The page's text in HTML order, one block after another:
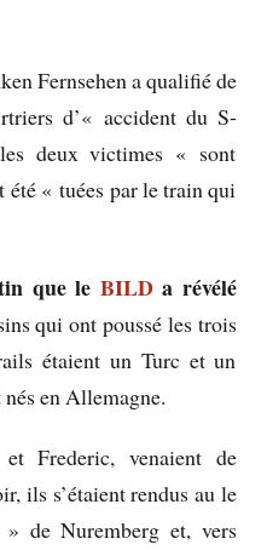
Fernsehen a qualifié de
d’« accident du S-
deux victimes « sont
été « tuées par le train qui
que le BILDa révélé
qui ont poussé les trois
étaient un Turc et un
en Allemagne.
Frederic, venaient de
ils s’étaient rendus au le
de Nuremberg et, vers